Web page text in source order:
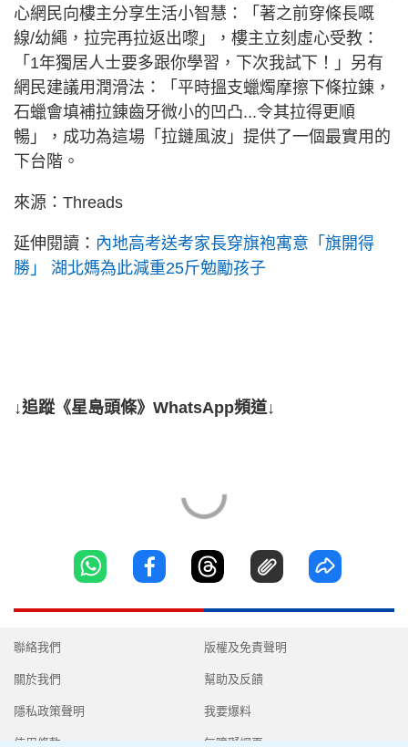
心網民向樓主分享生活小智慧：「著之前穿條長嘅
線/幼繩，拉完再拉返出嚟」，樓主立刻虛心受教：
「1年獨居人士要多跟你學習，下次我試下！」另有
網民建議用潤滑法：「平時搵支蠟燭摩擦下條拉錬，
石蠟會填補拉錬齒牙微小的凹凸...令其拉得更順
暢」，成功為這場「拉鏈風波」提供了一個最實用的
下台階。
來源：Threads
延伸閱讀： 內地高考送考家長穿旗袍寓意「旗開得
勝」 湖北媽為此減重25斤勉勵孩子
↓追蹤《星島頭條》WhatsApp頻道↓
聯絡我們
關於我們
隱私政策聲明
使用條款
版權及免責聲明
幫助及反饋
我要爆料
無障礙網頁